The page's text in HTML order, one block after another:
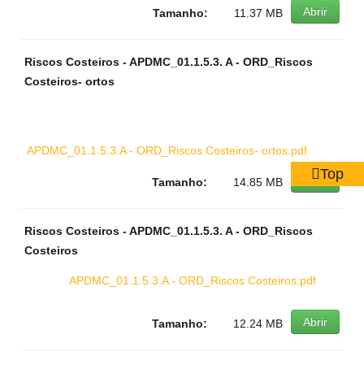
Abrir
Tamanho: 11.37 MB
Riscos Costeiros - APDMC_01.1.5.3. A - ORD_Riscos
Costeiros- ortos
APDMC_01.1.5.3.A - ORD_Riscos Costeiros- ortos.pdf
Abrir
Tamanho: 14.85 MB
Riscos Costeiros - APDMC_01.1.5.3. A - ORD_Riscos
Costeiros
APDMC_01.1.5.3.A - ORD_Riscos Costeiros.pdf
Abrir
Tamanho: 12.24 MB
Top